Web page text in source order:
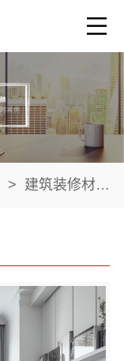
> 建筑装修材料